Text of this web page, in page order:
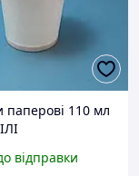
паперові 110 мл
відправки